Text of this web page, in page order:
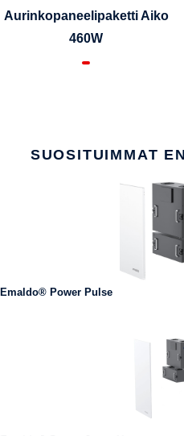
Aurinkopaneelipaketti Aiko
460W
SUOSITUIMMAT
Emaldo® Power Pulse